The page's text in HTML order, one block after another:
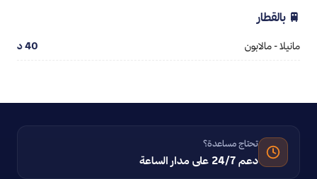
🚆 بالقطار
مانيلا - مالابون 40 د
تحتاج مساعدة؟
دعم 24/7 على مدار الساعة